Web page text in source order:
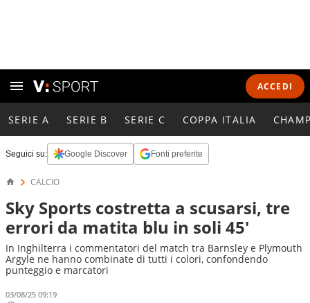
ACCEDI
SERIE A SERIE B SERIE C COPPA ITALIA
Seguici su: Google Discover Fonti preferite
CALCIO
Sky Sports costretta a scusarsi, tre
errori da matita blu in soli 45'
In Inghilterra i commentatori del match tra Barnsley e Plymouth
Argyle ne hanno combinate di tutti i colori, confondendo
punteggio e marcatori
03/08/25 09:19